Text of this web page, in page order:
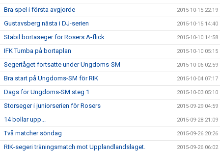
Bra spel i första avgjorde 2015-10-15 22:19
Gustavsberg nästa i DJ-serien 2015-10-15 14:40
Stabil bortaseger för Rosers A-flick 2015-10-10 14:58
IFK Tumba på bortaplan 2015-10-10 05:15
Segertåget fortsatte under Ungdoms-SM 2015-10-06 02:59
Bra start på Ungdoms-SM för RIK 2015-10-04 07:17
Dags för Ungdoms-SM steg 1 2015-10-03 05:10
Storseger i juniorserien för Rosers 2015-09-29 04:59
14 bollar upp... 2015-09-28 21:09
Två matcher söndag 2015-09-26 20:26
RIK-segeri träningsmatch mot Upplandlandslaget. 2015-09-26 06:02